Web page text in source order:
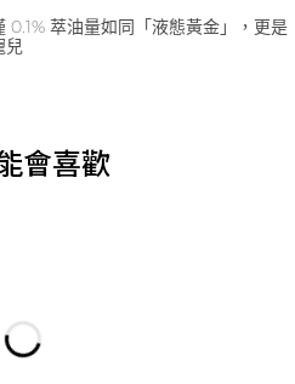
萃油量如同「液態黃金」，更是
兒
會喜歡